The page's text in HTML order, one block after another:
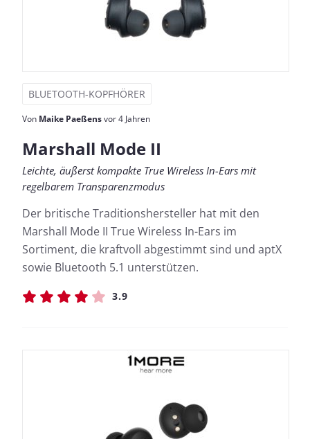
BLUETOOTH-KOPFHÖRER
Von Maike Paeßensvor 4 Jahren
Marshall Mode II
Leichte, äußerst kompakte True Wireless In-Ears mit
regelbarem Transparenzmodus
Der britische Traditionshersteller hat mit den
Marshall Mode II True Wireless In-Ears im
Sortiment, die kraftvoll abgestimmt sind und aptX
sowie Bluetooth 5.1 unterstützen.
3.9